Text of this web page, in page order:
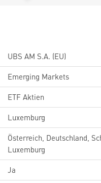
UBS AM S.A. (EU)
Emerging Markets
ETF Aktien
Luxemburg
Österreich, Deutschland,
Luxemburg
Ja